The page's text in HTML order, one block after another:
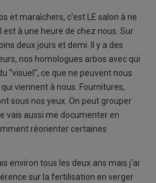
et maraîchers, c'est LE salon à ne
à une heure de chez nous. Sur
deux jours et demi. Il y a des
nos homologues arbos avec qui
''visuel'', ce que ne peuvent nous
viennent à nous. Fournitures,
sous nos yeux. On peut grouper
vais aussi me documenter en
réorienter certaines
environ tous les deux ans mais j'ai
sur la fertilisation en verger